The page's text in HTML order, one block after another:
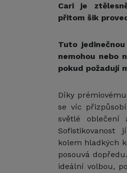
Cari je
přitom šik
Tuto
nemohou nebo
pokud požadují
Díky
se víc
světlé oblečení
kolem hladkých
posouvá
ideální volbou,